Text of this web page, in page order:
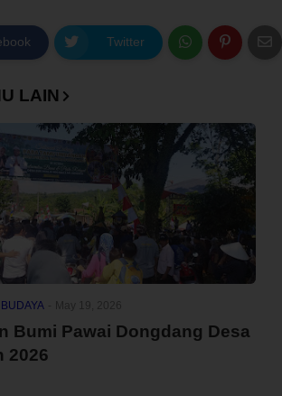
Twitter
LAIN
Bumi Pawai Dongdang Desa
2026